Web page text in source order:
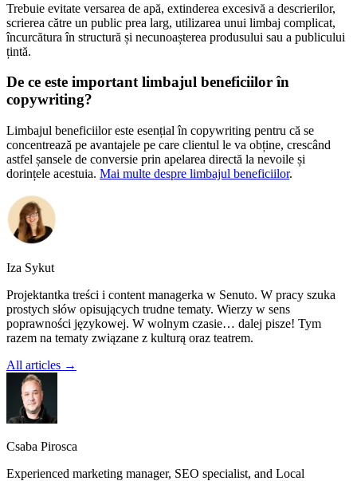
Trebuie evitate versarea de apă, extinderea excesivă a descrierilor,
scrierea către un public prea larg, utilizarea unui limbaj complicat,
încurcătura în structură și necunoașterea produsului sau a publicului
țintă.
De ce este important limbajul beneficiilor în
copywriting?
Limbajul beneficiilor este esențial în copywriting pentru că se
concentrează pe avantajele pe care clientul le va obține, crescând
astfel șansele de conversie prin apelarea directă la nevoile și
dorințele acestuia. Mai multe despre limbajul beneficiilor.
Iza Sykut
Projektantka treści i content managerka w Senuto. W pracy szuka
prostych słów opisujących trudne tematy. Wierzy w sens
poprawności językowej. W wolnym czasie… dalej pisze! Tym
razem na tematy związane z kulturą oraz teatrem.
All articles →
Csaba Pirosca
Experienced marketing manager, SEO specialist, and Local